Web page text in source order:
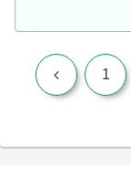
前 1